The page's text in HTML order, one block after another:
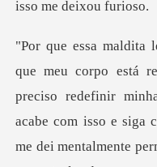
ciso redefinir
acabe com isso e siga
me d